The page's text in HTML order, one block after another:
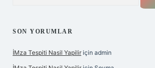
SON YORUMLAR
İMza Tespiti Nasil Yapilir için admin